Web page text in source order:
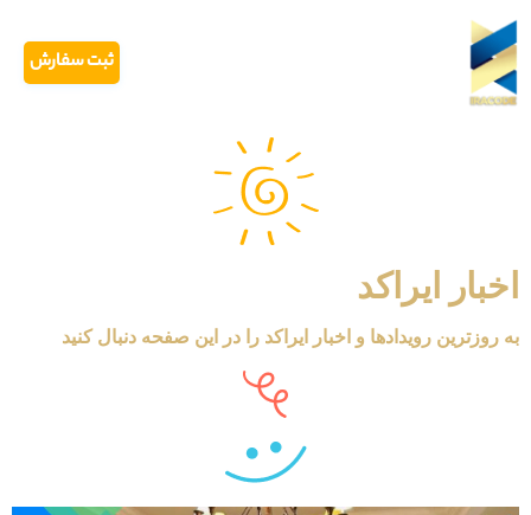
ثبت سفارش
اخبار ایراکد
به روزترین رویدادها و اخبار ایراکد را در این صفحه دنبال کنید